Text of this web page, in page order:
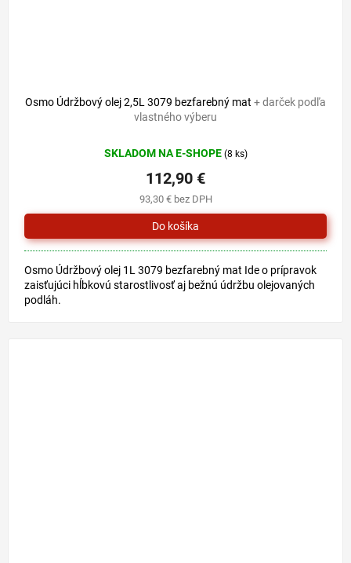
Osmo Údržbový olej 2,5L 3079 bezfarebný mat + darček podľa
vlastného výberu
SKLADOM NA E-SHOPE (8 ks)
93,30 € bez DPH
112,90 €
Osmo Údržbový olej 1L 3079 bezfarebný mat Ide o prípravok
zaisťujúci hĺbkovú starostlivosť aj bežnú údržbu olejovaných
podláh.